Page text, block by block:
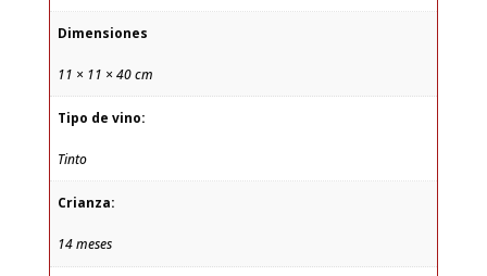
Dimensiones
11 × 11 × 40 cm
Tipo de vino:
Tinto
Crianza:
14 meses